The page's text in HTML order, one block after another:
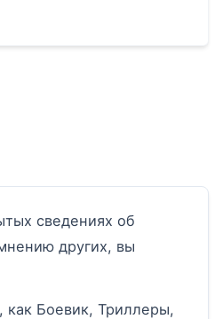
сведениях об
других, вы
как Боевик, Триллеры,